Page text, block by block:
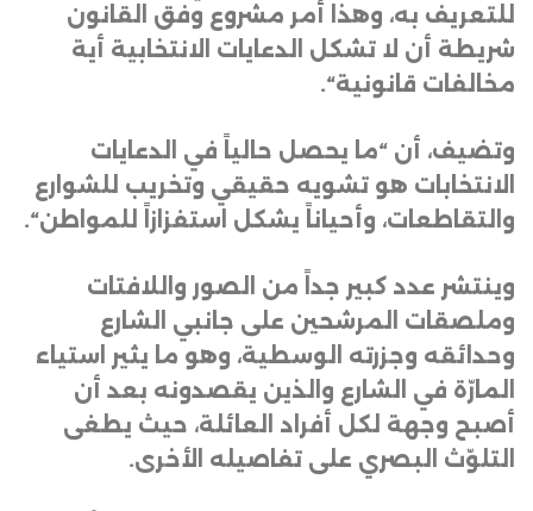
للتعريف به، وهذا أمر مشروع وفق القانون
شريطة أن لا تشكل الدعايات الانتخابية أية
مخالفات قانونية“.
وتضيف، أن “ما يحصل حالياً في الدعايات
الانتخابات هو تشويه حقيقي وتخريب للشوارع
والتقاطعات، وأحياناً يشكل استفزازاً للمواطن“.
وينتشر عدد كبير جداً من الصور واللافتات
وملصقات المرشحين على جانبي الشارع
وحدائقه وجزرته الوسطية، وهو ما يثير استياء
المارّة في الشارع والذين يقصدونه بعد أن
أصبح وجهة لكل أفراد العائلة، حيث يطغى
التلوّث البصري على تفاصيله الأخرى.